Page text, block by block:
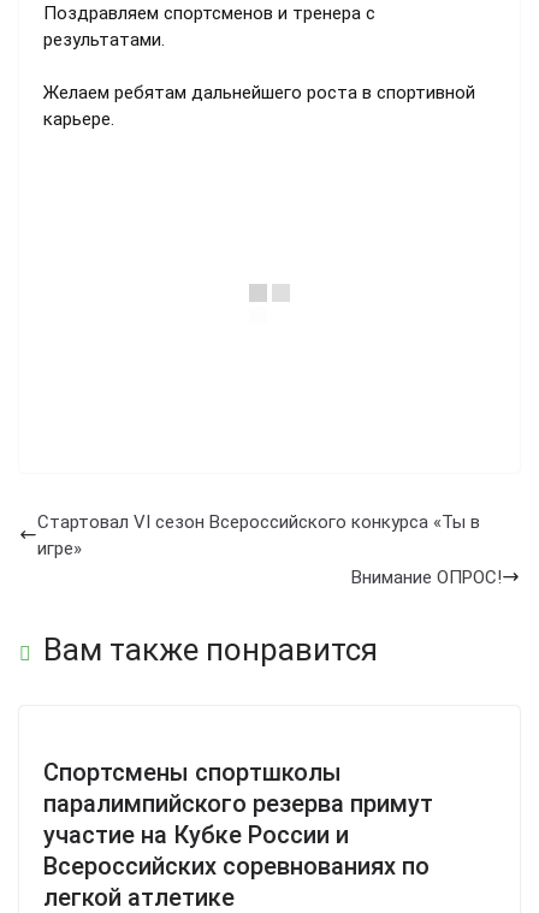
Поздравляем спортсменов и тренера с
результатами.
Желаем ребятам дальнейшего роста в спортивной
карьере.
Стартовал VI сезон Всероссийского конкурса «Ты в
игре»
Внимание ОПРОС!
Вам также понравится
Спортсмены спортшколы
паралимпийского резерва примут
участие на Кубке России и
Всероссийских соревнованиях по
легкой атлетике